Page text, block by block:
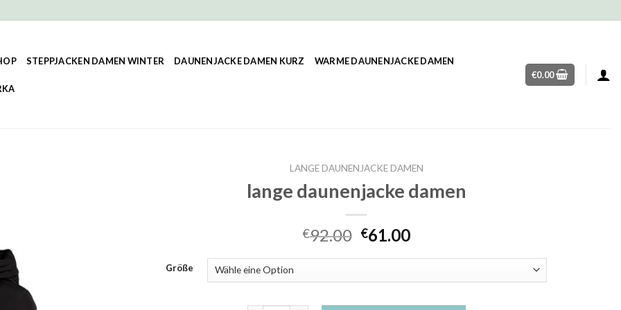
STEPPJACKEN DAMEN WINTER DAUNENJACKE DAMEN KURZ WARME DAUNENJACKE DAMEN
€0.00
LANGE DAUNENJACKE DAMEN
lange daunenjacke damen
€92.00 €61.00
Größe